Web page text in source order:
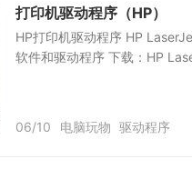
打印机驱动程序（HP）
HP打印机驱动程序 HP
软件和驱动程序 下载：HP
06/10 电脑玩物 驱动程序